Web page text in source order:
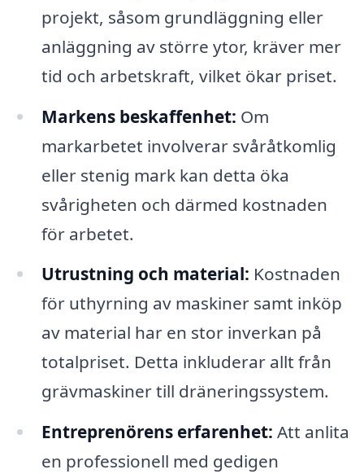
projekt, såsom grundläggning eller
anläggning av större ytor, kräver mer
tid och arbetskraft, vilket ökar priset.
Markens beskaffenhet: Om
markarbetet involverar svåråtkomlig
eller stenig mark kan detta öka
svårigheten och därmed kostnaden
för arbetet.
Utrustning och material: Kostnaden
för uthyrning av maskiner samt inköp
av material har en stor inverkan på
totalpriset. Detta inkluderar allt från
grävmaskiner till dräneringssystem.
Entreprenörens erfarenhet: Att anlita
en professionell med gedigen